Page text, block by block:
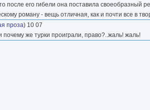
после его гибели она поставила своеобразный
роману - вещь отличная, как и почти все в
проза) 10 07
же турки проиграли, право?..жаль! жаль!